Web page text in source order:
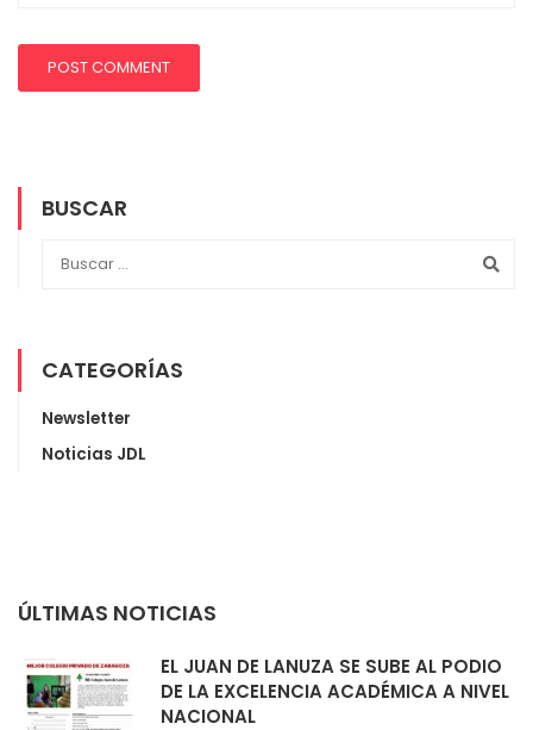
BUSCAR
CATEGORÍAS
Newsletter
Noticias JDL
ÚLTIMAS NOTICIAS
EL JUAN DE LANUZA SE SUBE AL PODIO
DE LA EXCELENCIA ACADÉMICA A NIVEL
NACIONAL